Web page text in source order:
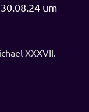
um
XXXVII.